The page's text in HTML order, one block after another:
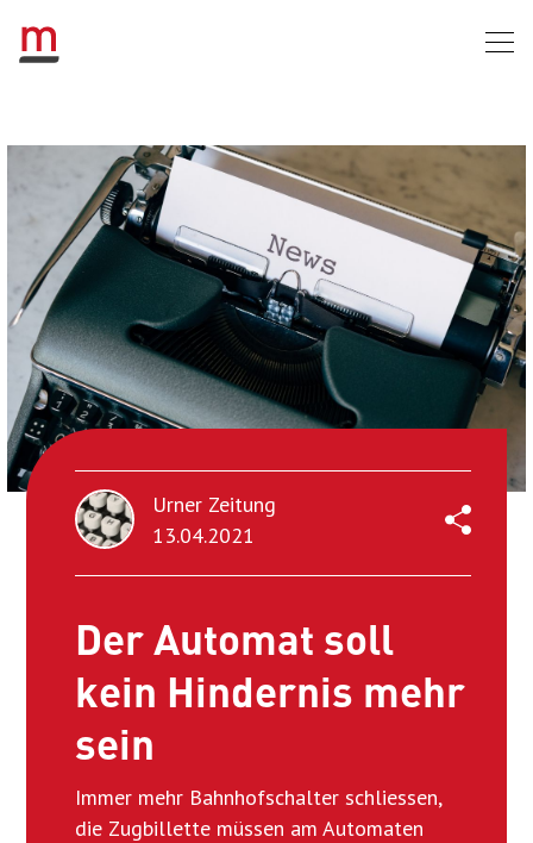
Urner Zeitung
13.04.2021
Der Automat soll
kein Hindernis mehr
sein
Immer mehr Bahnhofschalter schliessen,
die Zugbillette müssen am Automaten